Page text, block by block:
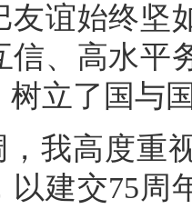
友谊始终坚
信、高水平
树立了国与
，我高度重
以建交75周